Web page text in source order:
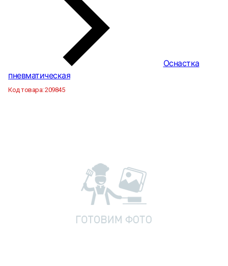
Оснастка
пневматическая
Код товара:209845